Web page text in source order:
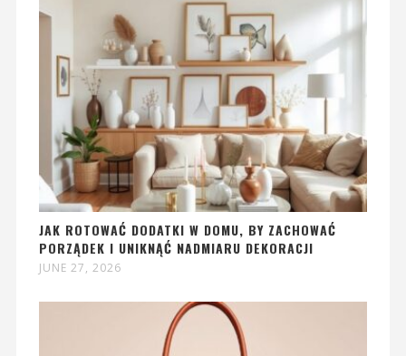
JAK ROTOWAĆ DODATKI W DOMU, BY ZACHOWAĆ
PORZĄDEK I UNIKNĄĆ NADMIARU DEKORACJI
JUNE 27, 2026